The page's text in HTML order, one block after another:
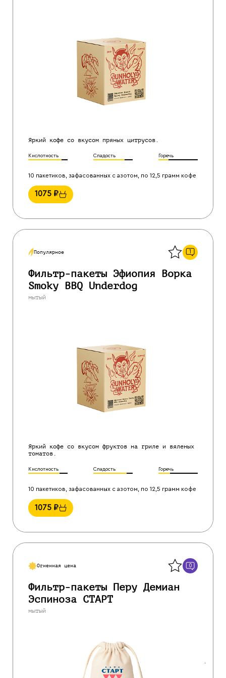
Яркий кофе со вкусом пряных цитрусов.
Кислотность Сладость Горечь
10 пакетиков, зафасованных с азотом, по 12,5 грамм кофе
1075 ₽
Популярное 1
Фильтр-пакеты Эфиопия Ворка
Smoky BBQ Underdog
мытый
Яркий кофе со вкусом фруктов на гриле и вяленых
томатов.
Кислотность Сладость Горечь
10 пакетиков, зафасованных с азотом, по 12,5 грамм кофе
1075 ₽
Огненная цена 0
Фильтр-пакеты Перу Демиан
Эспиноза СТАРТ
мытый